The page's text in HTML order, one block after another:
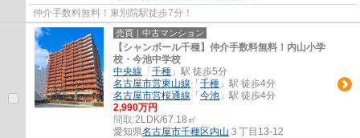
仲介手数料無料！東別院駅徒歩7分！
売買｜中古マンション
【シャンボール千種】仲介手数料無料！内山小学
校・今池中学校
中央線 「 千種 」駅 徒歩5分
名古屋市営東山線 「 千種 」駅 徒歩4分
名古屋市営桜通線 「 今池 」駅 徒歩4分
2,990万円
間取:2LDK/67.18㎡
愛知県名古屋市千種区内山 ３丁目13-12